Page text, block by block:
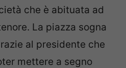
che è abituata ad
La piazza sogna
al presidente che
mettere a segno